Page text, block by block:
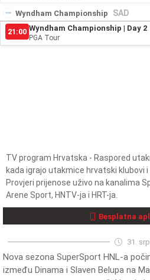
Wyndham Championship SAD
21:00 Wyndham Championship | Day 2
PGA Tour
TV program Hrvatska - Raspored
kada igrajo utakmice hrvatski klubovi
Provjeri prijenose uživo na kanalima
Arene Sport, HNTV-ja i HRT-ja.
Besplatna
31. srp
Nova sezona SuperSport HNL-a
između Dinama i Slaven Belupa na